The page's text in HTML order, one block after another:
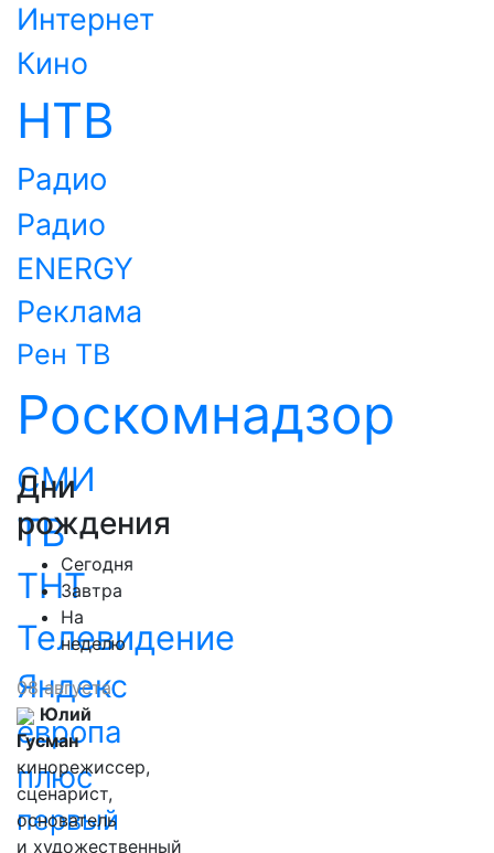
Интернет
Кино
НТВ
Радио
Радио
ENERGY
Реклама
Рен ТВ
Роскомнадзор
СМИ
ТВ
ТНТ
Телевидение
Яндекс
европа
плюс
первый
Дни
рождения
Сегодня
Завтра
На
неделю
08 августа
Юлий
Гусман
кинорежиссер,
сценарист,
основатель
и художественный